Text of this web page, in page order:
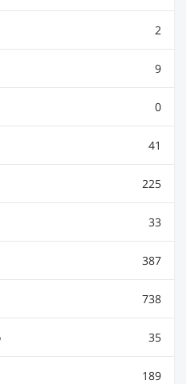
2
9
0
41
225
33
387
738
35
189